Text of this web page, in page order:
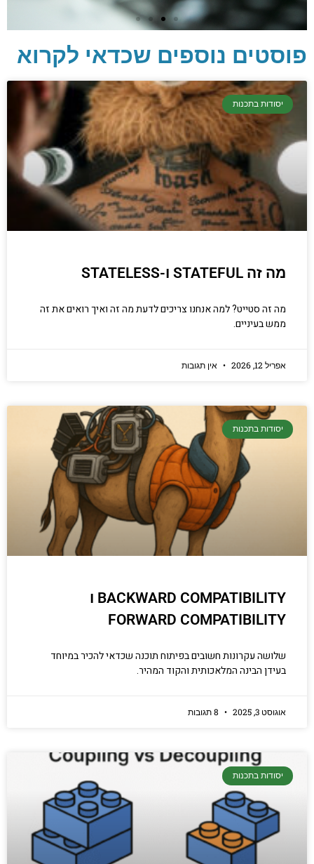
קריפטוגרפיה, ביצועים, אבטחת מידע ומידע
יסודי וחשוב שגם מתכנתים מנוסים לא תמיד
יודעים.
הכנסו עכשיו
פוסטים נוספים שכדאי לקרוא
יסודות בתכנות
מה זה STATEFUL ו-STATELESS
מה זה סטייט? למה אנחנו צריכים לדעת מה זה ואיך רואים את זה
ממש בעיניים.
אפריל 12, 2026 אין תגובות
יסודות בתכנות
BACKWARD COMPATIBILITY ו
FORWARD COMPATIBILITY
שלושה עקרונות חשובים בפיתוח תוכנה שכדאי להכיר במיוחד
בעידן הבינה המלאכותית והקוד המהיר.
אוגוסט 3, 2025
יסודות בתכנות